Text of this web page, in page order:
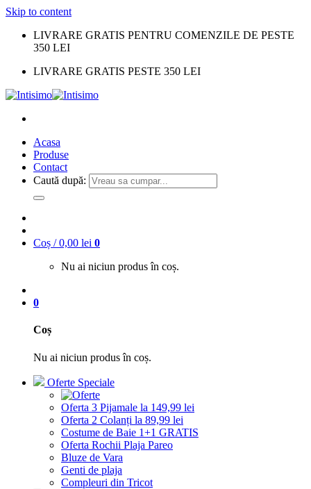
Skip to content
LIVRARE GRATIS PENTRU COMENZILE DE PESTE
350 LEI
LIVRARE GRATIS PESTE 350 LEI
Acasa
Produse
Contact
Caută după:
Coș /0,00 lei 0
Nu ai niciun produs în coș.
0
Coș
Nu ai niciun produs în coș.
Oferte Speciale
Oferta 3 Pijamale la 149,99 lei
Oferta 2 Colanți la 89,99 lei
Costume de Baie 1+1 GRATIS
Oferta Rochii Plaja Pareo
Bluze de Vara
Genti de plaja
Compleuri din Tricot